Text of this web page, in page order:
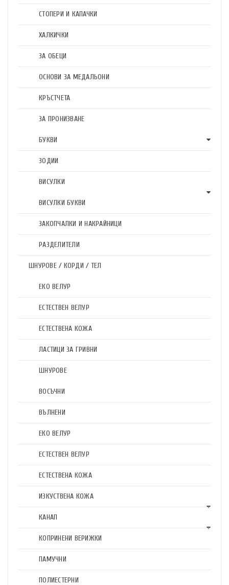
СТОПЕРИ И КАПАЧКИ
ХАЛКИЧКИ
ЗА ОБЕЦИ
ОСНОВИ ЗА МЕДАЛЬОНИ
КРЪСТЧЕТА
ЗА ПРОНИЗВАНЕ
БУКВИ
ЗОДИИ
ВИСУЛКИ
ВИСУЛКИ БУКВИ
ЗАКОПЧАЛКИ И НАКРАЙНИЦИ
РАЗДЕЛИТЕЛИ
ШНУРОВЕ / КОРДИ / ТЕЛ
ЕКО ВЕЛУР
ЕСТЕСТВЕН ВЕЛУР
ЕСТЕСТВЕНА КОЖА
ЛАСТИЦИ ЗА ГРИВНИ
ШНУРОВЕ
ВОСЪЧНИ
ВЪЛНЕНИ
ЕКО ВЕЛУР
ЕСТЕСТВЕН ВЕЛУР
ЕСТЕСТВЕНА КОЖА
ИЗКУСТВЕНА КОЖА
КАНАП
КОПРИНЕНИ ВЕРИЖКИ
ПАМУЧНИ
ПОЛИЕСТЕРНИ